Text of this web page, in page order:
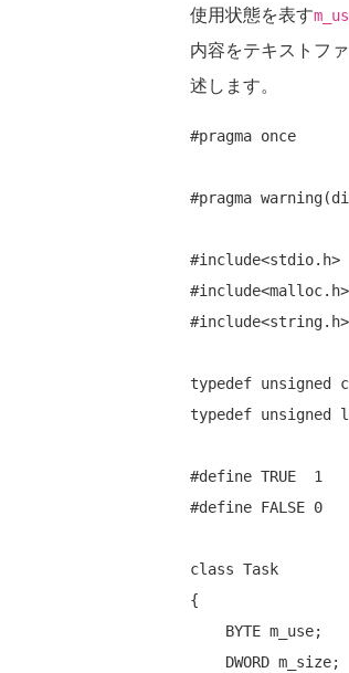
使用状態を表す
内容をテキストフ
述します。
#pragma once
#pragma
#include
#include
#include
typedef unsigned
typedef unsigned
#define
#define FALSE 0
class Task
{
BYTE
DWORD